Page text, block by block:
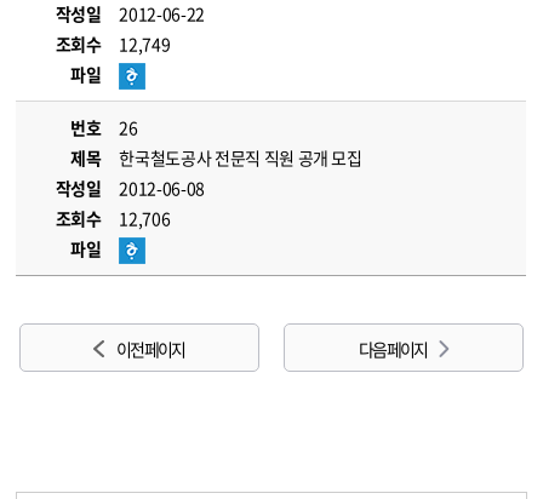
작성일
2012-06-22
조회수
12,749
파일
번호
26
제목
한국철도공사 전문직 직원 공개 모집
작성일
2012-06-08
조회수
12,706
파일
이전 페이지 다음 페이지